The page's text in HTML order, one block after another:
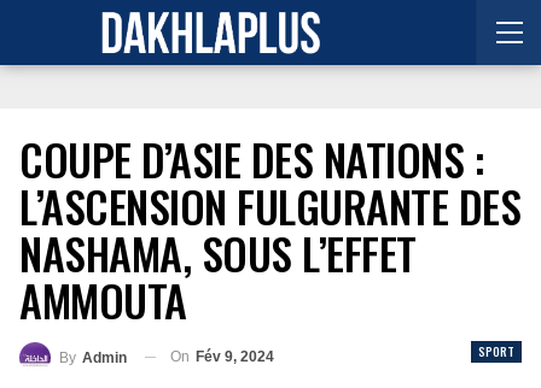
COUPE D’ASIE DES NATIONS :
L’ASCENSION FULGURANTE DES
NASHAMA, SOUS L’EFFET
AMMOUTA
SPORT
By Admin On Fév 9, 2024